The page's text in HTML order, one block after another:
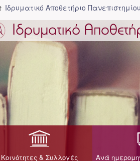
Ιδρυματικό Αποθετήριο
Κοινότητες & Συλλογές Ανά